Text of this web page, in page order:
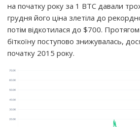
на початку року за 1 BTC давали
грудня його ціна злетіла до
потім відкотилася до $700.
біткоїну поступово знижувалась,
початку 2015 року.